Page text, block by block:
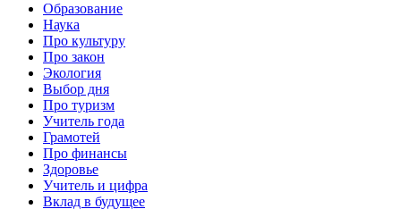
Образование
Наука
Про культуру
Про закон
Экология
Выбор дня
Про туризм
Учитель года
Грамотей
Про финансы
Здоровье
Учитель и цифра
Вклад в будущее